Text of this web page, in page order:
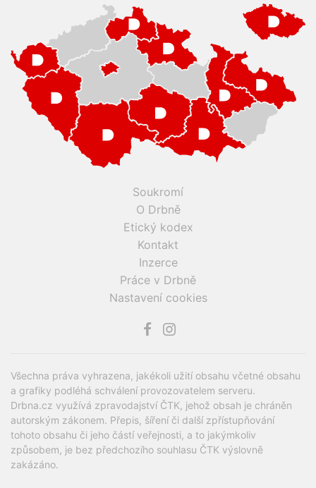
Soukromí
O Drbně
Etický kodex
Kontakt
Inzerce
Práce v Drbně
Nastavení cookies
Všechna práva vyhrazena, jakékoli užití obsahu včetné obsahu
a grafiky podléhá schválení provozovatelem serveru.
Drbna.cz využívá zpravodajství ČTK, jehož obsah je chráněn
autorským zákonem. Přepis, šíření či další zpřístupňování
tohoto obsahu či jeho částí veřejnosti, a to jakýmkoliv
způsobem, je bez předchozího souhlasu ČTK výslovně
zakázáno.